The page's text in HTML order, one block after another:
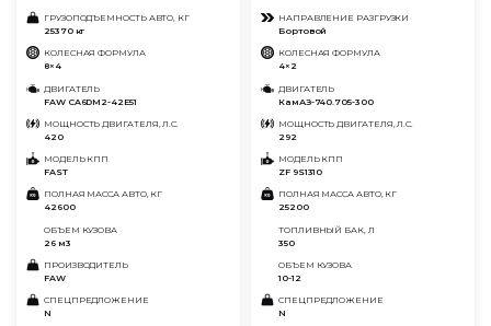
ГРУЗОПОДЪЕМНОСТЬ АВТО, КГ
25370 кг
КОЛЕСНАЯ ФОРМУЛА
8×4
ДВИГАТЕЛЬ
FAW CA6DM2-42E51
МОЩНОСТЬ ДВИГАТЕЛЯ, Л.С.
420
МОДЕЛЬ КПП
FAST
ПОЛНАЯ МАССА АВТО, КГ
42600
ОБЪЕМ КУЗОВА
26 м3
ПРОИЗВОДИТЕЛЬ
FAW
СПЕЦПРЕДЛОЖЕНИЕ
N
НАПРАВЛЕНИЕ РАЗГРУЗКИ
Бортовой
КОЛЕСНАЯ ФОРМУЛА
4×2
ДВИГАТЕЛЬ
КамАЗ-740.705-300
МОЩНОСТЬ ДВИГАТЕЛЯ, Л.С.
292
МОДЕЛЬ КПП
ZF 9S1310
ПОЛНАЯ МАССА АВТО, КГ
25200
ТОПЛИВНЫЙ БАК, Л
350
ОБЪЕМ КУЗОВА
10-12
СПЕЦПРЕДЛОЖЕНИЕ
N